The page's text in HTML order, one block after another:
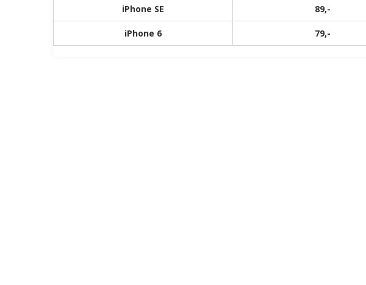
iPhone SE 89,-
iPhone 6 79,-